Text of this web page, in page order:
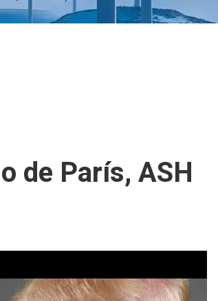
de París, ASH